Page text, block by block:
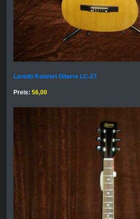
Laredo Konzert Gitarre LC-27
Preis: 56,00